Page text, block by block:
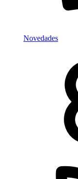
Novedades